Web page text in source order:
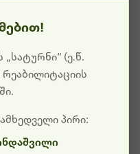
ამჟამად
და ტექნიკური
იქნება. გმადლობთ
(ე.წ.
რეაბილიტაციის
პირი: